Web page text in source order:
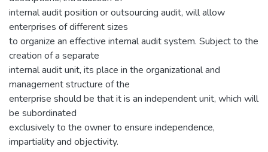
internal audit position or outsourcing audit, will allow
enterprises of different sizes
to organize an effective internal audit system. Subject to the
creation of a separate
internal audit unit, its place in the organizational and
management structure of the
enterprise should be that it is an independent unit, which will
be subordinated
exclusively to the owner to ensure independence,
impartiality and objectivity.